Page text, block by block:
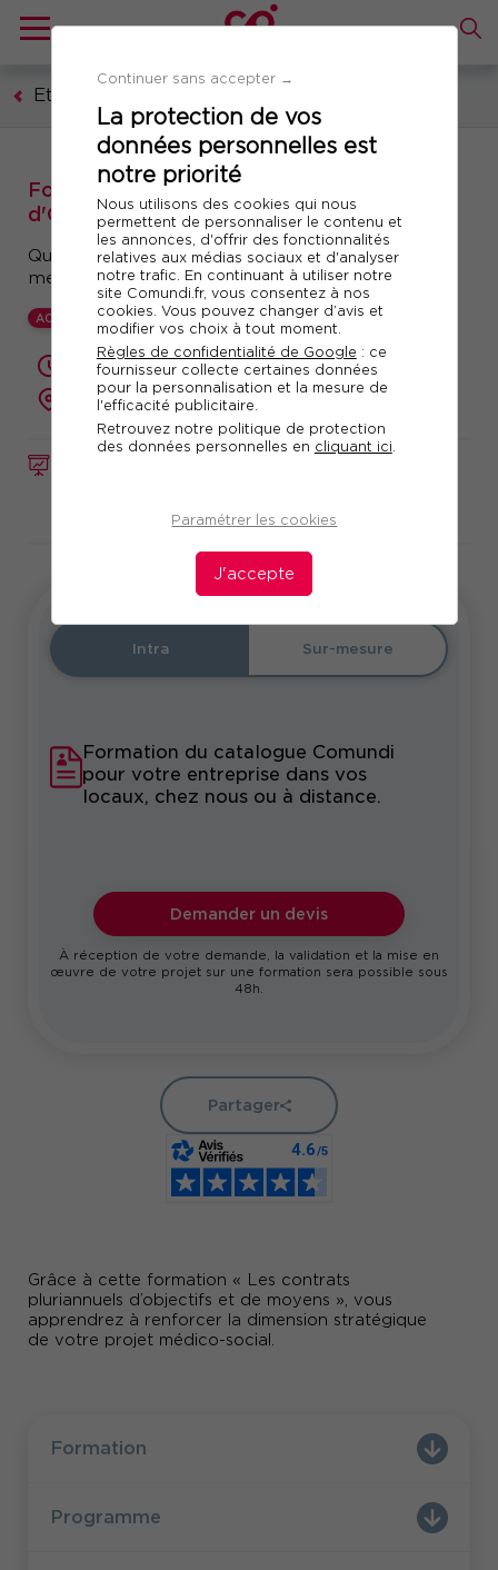
Continuer sans accepter →
La protection de vos
données personnelles est
notre priorité
Nous utilisons des cookies qui nous
permettent de personnaliser le contenu et
les annonces, d'offrir des fonctionnalités
relatives aux médias sociaux et d'analyser
notre trafic. En continuant à utiliser notre
site Comundi.fr, vous consentez à nos
cookies. Vous pouvez changer d’avis et
modifier vos choix à tout moment.
Règles de confidentialité de Google : ce
fournisseur collecte certaines données
pour la personnalisation et la mesure de
l'efficacité publicitaire.
Retrouvez notre politique de protection
des données personnelles en cliquant ici
Paramétrer les cookies
J'accepte
Etablissements sanitaires et médico-sociaux
Formation : Les Contrats Pluriannuels
d'Objectifs et de Moyens (CPOM)
Qualité des prestations en ESMS et
méthodologies budgétaires
ACTUALISÉ
2 jours (14 heures)
présentiel ou à distance
Grâce à cette formation « Les contrats
pluriannuels d’objectifs et de moyens », vous
apprendrez à renforcer la dimension stratégique
de votre projet médico-social.
Intra Sur-mesure
Formation du catalogue Comundi
pour votre entreprise dans vos
locaux, chez nous ou à distance.
Demander un devis
À réception de votre demande, la validation et la mise en
œuvre de votre projet sur une formation sera possible sous
48h.
Partager
Formation
Programme